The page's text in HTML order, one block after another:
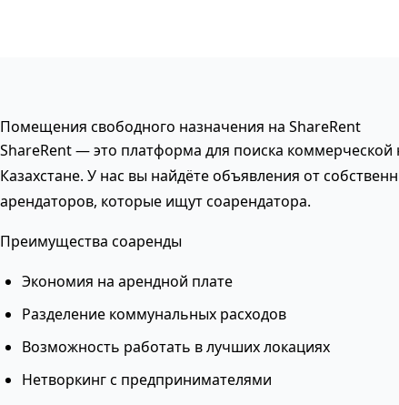
Помещения свободного назначения на ShareRent
ShareRent — это платформа для поиска
Казахстане. У нас вы найдёте объявления от
арендаторов, которые ищут соарендатора.
Преимущества соаренды
Экономия на арендной плате
Разделение коммунальных расходов
Возможность работать в лучших локациях
Нетворкинг с предпринимателями